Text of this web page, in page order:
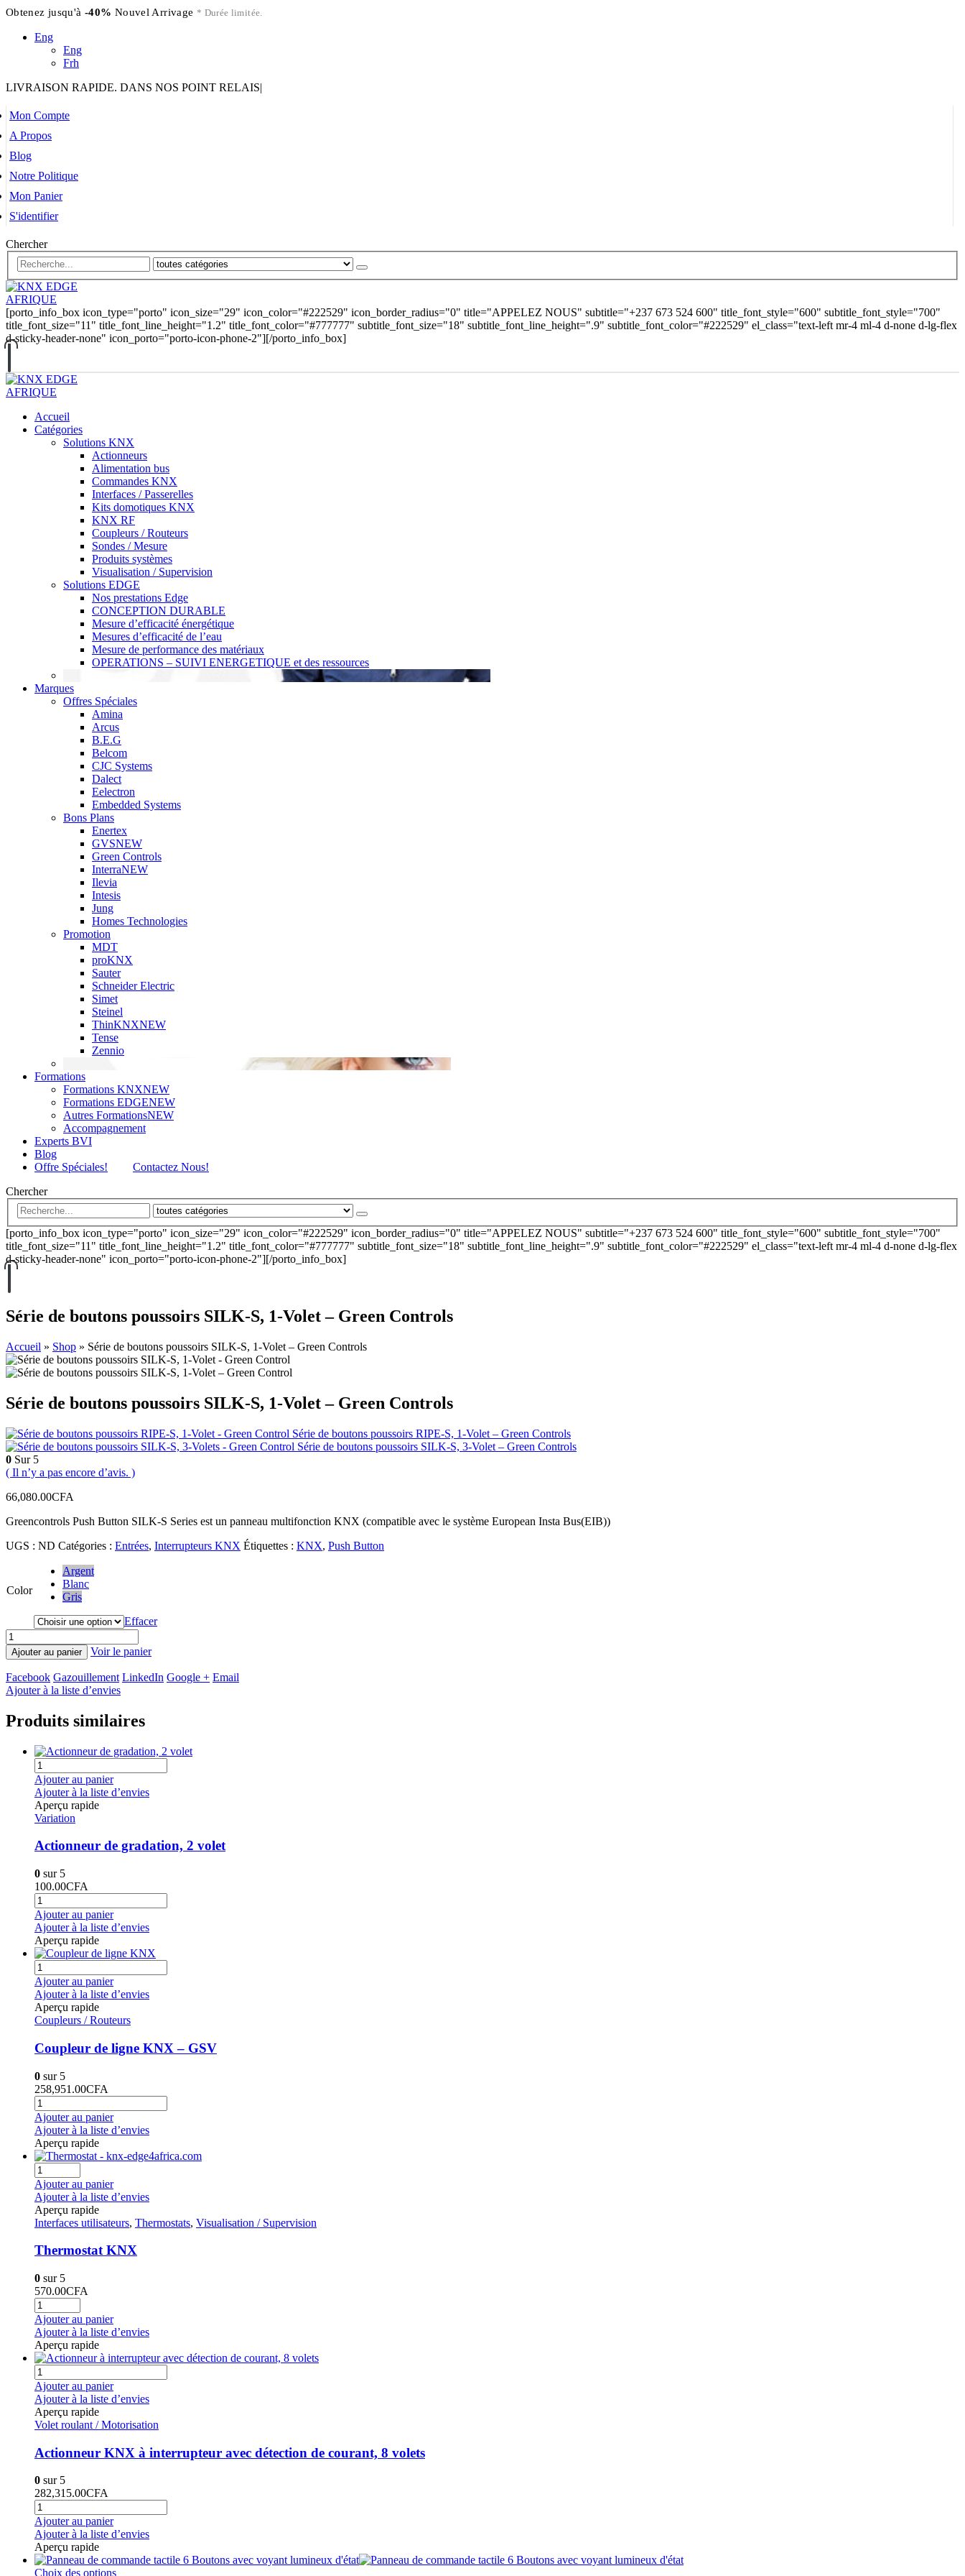
Obtenez jusqu'à -40% Nouvel Arrivage * Durée limitée.
Eng
Eng
Frh
LIVRAISON RAPIDE. DANS NOS POINT RELAIS|
Mon Compte
A Propos
Blog
Notre Politique
Mon Panier
S'identifier
Chercher
[porto_info_box icon_type="porto" icon_size="29" icon_color="#222529" icon_border_radius="0" title="APPELEZ NOUS" subtitle="+237 673 524 600" title_font_style="600" subtitle_font_style="700"
title_font_size="11" title_font_line_height="1.2" title_font_color="#777777" subtitle_font_size="18" subtitle_font_line_height=".9" subtitle_font_color="#222529" el_class="text-left mr-4 ml-4 d-none d-lg-flex
d-sticky-header-none" icon_porto="porto-icon-phone-2"][/porto_info_box]
Accueil
Catégories
Solutions KNX
Actionneurs
Alimentation bus
Commandes KNX
Interfaces / Passerelles
Kits domotiques KNX
KNX RF
Coupleurs / Routeurs
Sondes / Mesure
Produits systèmes
Visualisation / Supervision
Solutions EDGE
Nos prestations Edge
CONCEPTION DURABLE
Mesure d’efficacité énergétique
Mesures d’efficacité de l’eau
Mesure de performance des matériaux
OPERATIONS – SUIVI ENERGETIQUE et des ressources
Marques
Offres Spéciales
Amina
Arcus
B.E.G
Belcom
CJC Systems
Dalect
Eelectron
Embedded Systems
Bons Plans
Enertex
GVSNEW
Green Controls
InterraNEW
Ilevia
Intesis
Jung
Homes Technologies
Promotion
MDT
proKNX
Sauter
Schneider Electric
Simet
Steinel
ThinKNXNEW
Tense
Zennio
Formations
Formations KNXNEW
Formations EDGENEW
Autres FormationsNEW
Accompagnement
Experts BVI
Blog
Offre Spéciales!
Contactez Nous!
Chercher
[porto_info_box icon_type="porto" icon_size="29" icon_color="#222529" icon_border_radius="0" title="APPELEZ NOUS" subtitle="+237 673 524 600" title_font_style="600" subtitle_font_style="700"
title_font_size="11" title_font_line_height="1.2" title_font_color="#777777" subtitle_font_size="18" subtitle_font_line_height=".9" subtitle_font_color="#222529" el_class="text-left mr-4 ml-4 d-none d-lg-flex
d-sticky-header-none" icon_porto="porto-icon-phone-2"][/porto_info_box]
Série de boutons poussoirs SILK-S, 1-Volet – Green Controls
Accueil » Shop » Série de boutons poussoirs SILK-S, 1-Volet – Green Controls
Série de boutons poussoirs SILK-S, 1-Volet – Green Controls
Série de boutons poussoirs RIPE-S, 1-Volet – Green Controls
Série de boutons poussoirs SILK-S, 3-Volet – Green Controls
0 Sur 5
( Il n’y a pas encore d’avis. )
66,080.00CFA
Greencontrols Push Button SILK-S Series est un panneau multifonction KNX (compatible avec le système European Insta Bus(EIB))
UGS : ND Catégories : Entrées, Interrupteurs KNX Étiquettes : KNX, Push Button
Color
Argent
Blanc
Gris
Effacer
Ajouter au panier Voir le panier
Facebook Gazouillement LinkedIn Google + Email
Ajouter à la liste d’envies
Produits similaires
Ajouter au panier
Ajouter à la liste d’envies
Aperçu rapide
Variation
Actionneur de gradation, 2 volet
0 sur 5
100.00CFA
Ajouter au panier
Ajouter à la liste d’envies
Aperçu rapide
Ajouter au panier
Ajouter à la liste d’envies
Aperçu rapide
Coupleurs / Routeurs
Coupleur de ligne KNX – GSV
0 sur 5
258,951.00CFA
Ajouter au panier
Ajouter à la liste d’envies
Aperçu rapide
Ajouter au panier
Ajouter à la liste d’envies
Aperçu rapide
Interfaces utilisateurs, Thermostats, Visualisation / Supervision
Thermostat KNX
0 sur 5
570.00CFA
Ajouter au panier
Ajouter à la liste d’envies
Aperçu rapide
Ajouter au panier
Ajouter à la liste d’envies
Aperçu rapide
Volet roulant / Motorisation
Actionneur KNX à interrupteur avec détection de courant, 8 volets
0 sur 5
282,315.00CFA
Ajouter au panier
Ajouter à la liste d’envies
Aperçu rapide
Choix des options